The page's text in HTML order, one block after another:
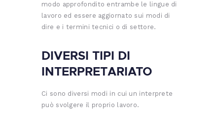
modo approfondito entrambe le lingue di
lavoro ed essere aggiornato sui modi di
dire e i termini tecnici o di settore.
DIVERSI TIPI DI
INTERPRETARIATO
Ci sono diversi modi in cui un interprete
può svolgere il proprio lavoro.